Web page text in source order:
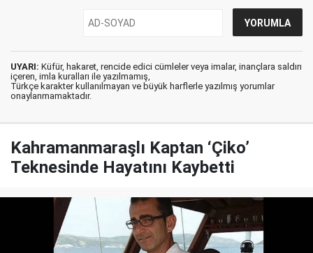
UYARI: Küfür, hakaret, rencide edici cümleler veya imalar, inançlara saldırı
içeren, imla kuralları ile yazılmamış,
Türkçe karakter kullanılmayan ve büyük harflerle yazılmış yorumlar
onaylanmamaktadır.
Kahramanmaraşlı Kaptan ‘Çiko’
Teknesinde Hayatını Kaybetti